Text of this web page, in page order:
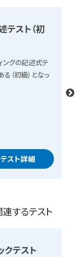
テスト（初
グの記述式テ
（初級）となっ
テスト詳細
するテスト
テスト